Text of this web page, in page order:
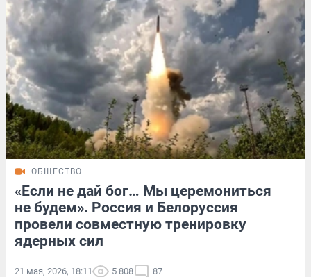
ОБЩЕСТВО
«Если не дай бог… Мы церемониться
не будем». Россия и Белоруссия
провели совместную тренировку
ядерных сил
21 мая, 2026, 18:11 5 808 87